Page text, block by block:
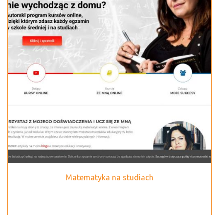
Matematyka na studiach